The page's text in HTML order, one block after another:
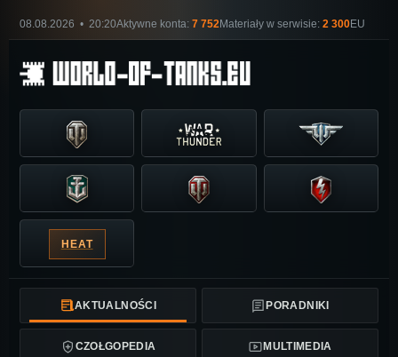
08.08.2026 • 20:20Aktywne konta: 7 752Materiały w serwisie: 2 300EU
HEAT
AKTUALNOŚCI PORADNIKI
CZOŁGOPEDIA MULTIMEDIA